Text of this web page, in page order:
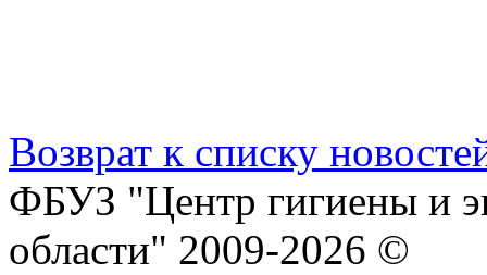
Возврат к списку
ФБУЗ "Центр гигиены и
области" 2009-2026 ©